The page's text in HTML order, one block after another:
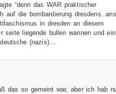
“denn das WAR praktischer
auf die bombardierung dresdens.
in dresden an diesem
seite liegende bullen wannen und
(nazis)…
das so gemeint war, aber ich hab